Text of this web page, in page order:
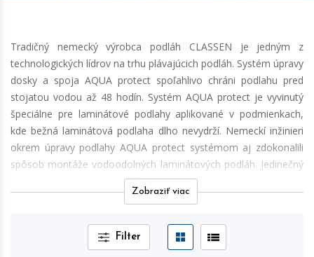
Tradičný nemecký výrobca podláh CLASSEN je jedným z
technologických lídrov na trhu plávajúcich podláh. Systém úpravy
dosky a spoja AQUA protect spoľahlivo chráni podlahu pred
stojatou vodou až 48 hodín. Systém AQUA protect je vyvinutý
špeciálne pre laminátové podlahy aplikované v podmienkach,
kde bežná laminátová podlaha dlho nevydrží. Nemeckí inžinieri
okrem úpravy podlahy AQUA protect systémom aj zdokonalili
spôsob montáže vodoodolných laminátových podláh. Jedinečný
systém zaručuje maximálnu tesnosť spojov a zabraňuje
prenikaniu vody. Okrem toho, že hrany lamiel sú hydroizolované,
čudovať, ale štatisticky najčastejšia poistná udalosť nielen na
Slovensku, ale v Európe nie je dopravná nehoda. Je ňou
Zobraziť viac
Filter